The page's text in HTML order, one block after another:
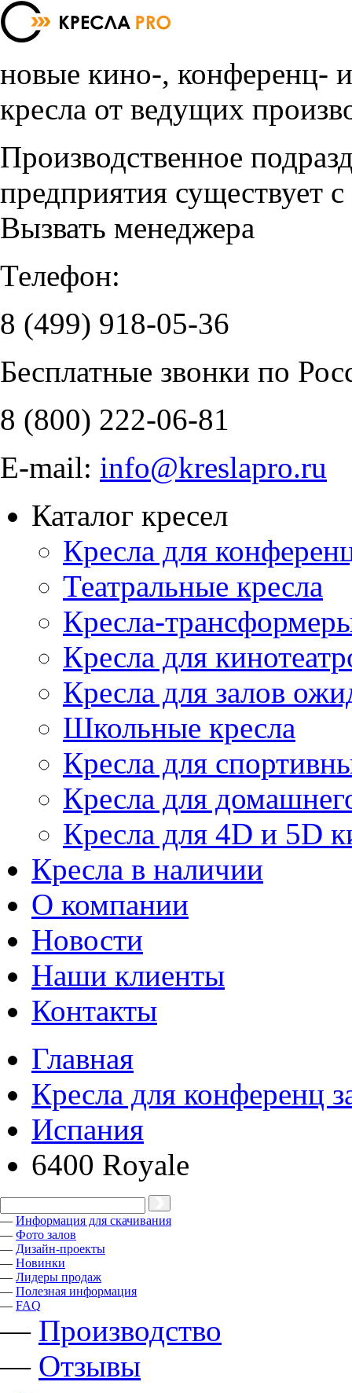
новые кино-, конференц-
кресла от ведущих
Производственное
предприятия существует
Вызвать менеджера
Телефон:
8 (499) 918-05-36
Бесплатные звонки по
8 (800) 222-06-81
E-mail: info@kreslapro.ru
Каталог кресел
Кресла для
Театральные кресла
Кресла-
Кресла для
Кресла для залов
Школьные кресла
Кресла для
Кресла для
Кресла для 4D и 5D
Кресла в наличии
О компании
Новости
Наши клиенты
Контакты
Главная
Кресла для конференц
Испания
6400 Royale
— Информация для скачивания
— Фото залов
— Дизайн-проекты
— Новинки
— Лидеры продаж
— Полезная информация
— FAQ
— Производство
— Отзывы